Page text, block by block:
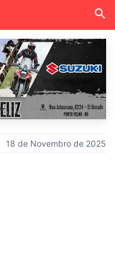
search
18 de Novembro de 2025